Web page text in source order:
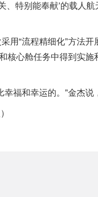
、特别能奉献’的载人
用“流程精细化”方法
核心舱任务中得到实
福和幸运的。”金杰